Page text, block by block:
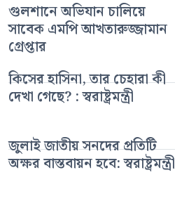
গুলশানে অভিযান চালিয়ে
সাবেক এমপি আখতারুজ্জামান
গ্রেপ্তার
কিসের হাসিনা, তার চেহারা কী
দেখা গেছে? : স্বরাষ্ট্রমন্ত্রী
জুলাই জাতীয় সনদের প্রতিটি
অক্ষর বাস্তবায়ন হবে: স্বরাষ্ট্রমন্ত্রী